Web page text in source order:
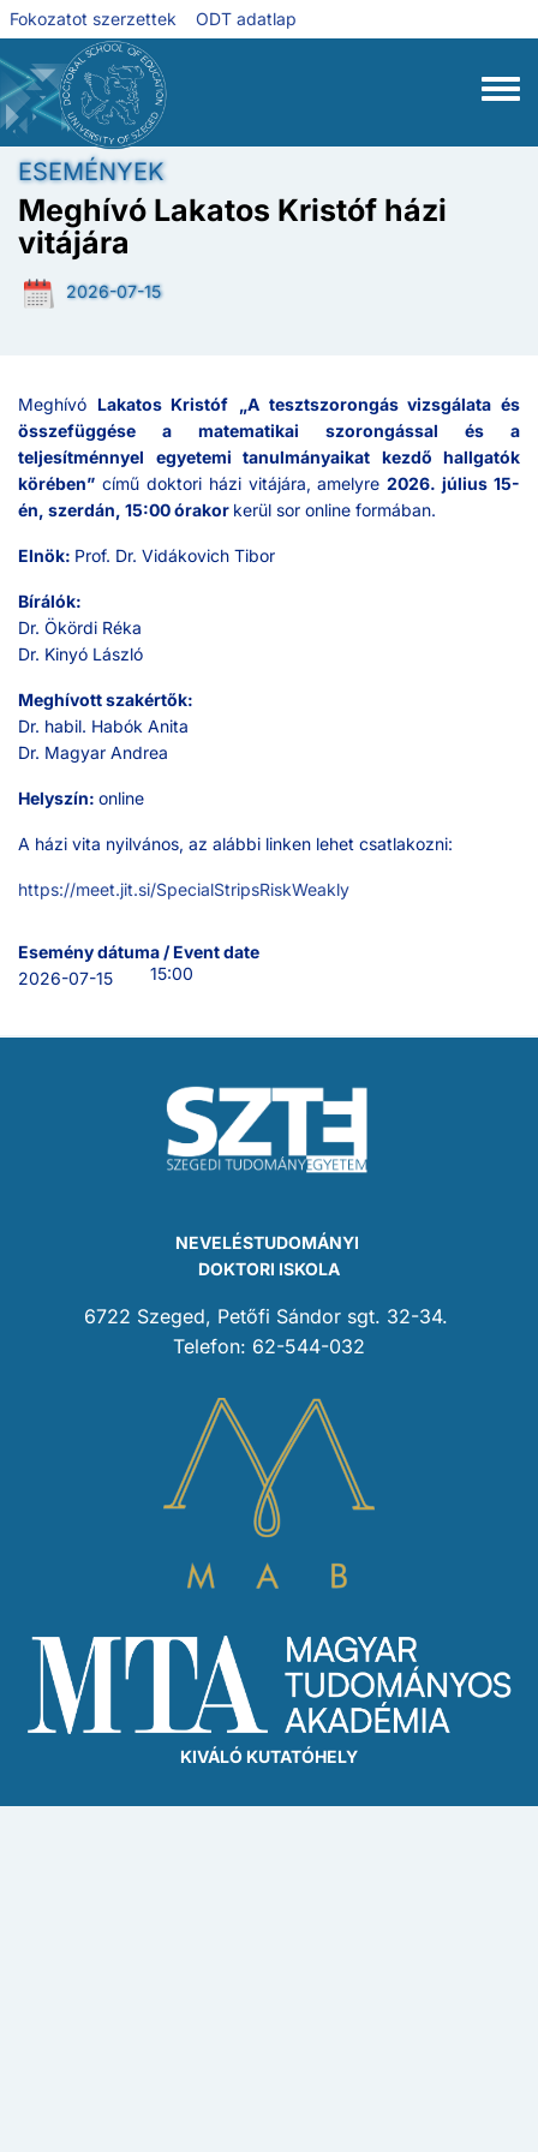
Ugrás a tartalomra
Fokozatot szerzettek ODT adatlap
ESEMÉNYEK
Meghívó Lakatos Kristóf házi
vitájára
2026-07-15
Meghívó Lakatos Kristóf „A tesztszorongás vizsgálata és
összefüggése a matematikai szorongással és a
teljesítménnyel egyetemi tanulmányaikat kezdő hallgatók
körében” című doktori házi vitájára, amelyre2026. július 15-
én, szerdán, 15:00 órakor kerül sor online formában.
Elnök: Prof. Dr. Vidákovich Tibor
Bírálók:
Dr. Ökördi Réka
Dr. Kinyó László
Meghívott szakértők:
Dr. habil. Habók Anita
Dr. Magyar Andrea
Helyszín: online
A házi vita nyilvános, az alábbi linken lehet csatlakozni:
https://meet.jit.si/SpecialStripsRiskWeakly
Esemény dátuma / Event date
2026-07-15
15:00
NEVELÉSTUDOMÁNYI
DOKTORI ISKOLA
6722 Szeged, Petőfi Sándor sgt. 32-34.
Telefon: 62-544-032
KIVÁLÓ KUTATÓHELY